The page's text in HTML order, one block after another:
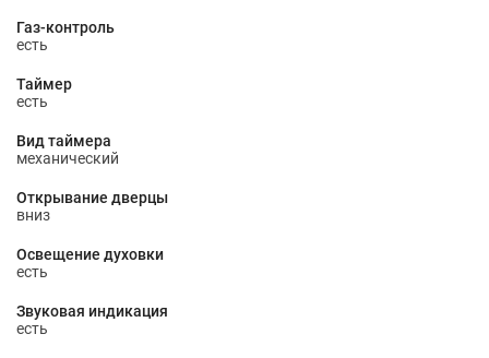
Газ-контроль
есть
Таймер
есть
Вид таймера
механический
Открывание дверцы
вниз
Освещение духовки
есть
Звуковая индикация
есть